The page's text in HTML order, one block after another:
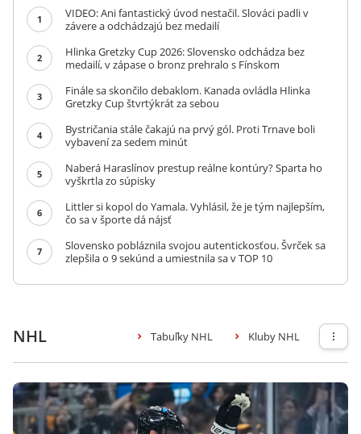
1
VIDEO: Ani fantastický úvod nestačil. Slováci padli v
závere a odchádzajú bez medailí
2
Hlinka Gretzky Cup 2026: Slovensko odchádza bez
medailí, v zápase o bronz prehralo s Fínskom
3
Finále sa skončilo debaklom. Kanada ovládla Hlinka
Gretzky Cup štvrtýkrát za sebou
4
Bystričania stále čakajú na prvý gól. Proti Trnave boli
vybavení za sedem minút
5
Naberá Haraslínov prestup reálne kontúry? Sparta ho
vyškrtla zo súpisky
6
Littler si kopol do Yamala. Vyhlásil, že je tým najlepším,
čo sa v športe dá nájsť
7
Slovensko pobláznila svojou autentickosťou. Švrček sa
zlepšila o 9 sekúnd a umiestnila sa v TOP 10
NHL Tabuľky NHL Kluby NHL